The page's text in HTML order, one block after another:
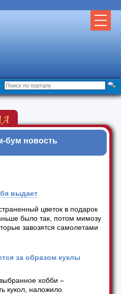
бум новость
выдает
цветок в подарок
было так, потом мимозу
завозятся самолетами
за образом куклы
хобби –
кукол, наложило